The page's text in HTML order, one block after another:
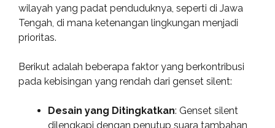
wilayah yang padat penduduknya, seperti di Jawa
Tengah, di mana ketenangan lingkungan menjadi
prioritas.
Berikut adalah beberapa faktor yang berkontribusi
pada kebisingan yang rendah dari genset silent:
Desain yang Ditingkatkan: Genset silent
dilengkapi dengan penutup suara tambahan